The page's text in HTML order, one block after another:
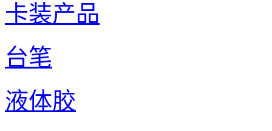
卡装产品
台笔
液体胶